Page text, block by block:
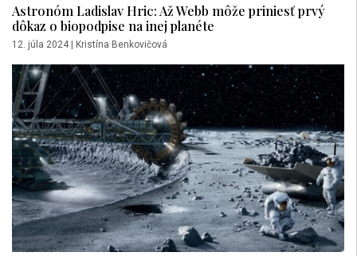
Astronóm Ladislav Hric: Až Webb môže priniesť prvý
dôkaz o biopodpise na inej planéte
12. júla 2024 | Kristína Benkovičová